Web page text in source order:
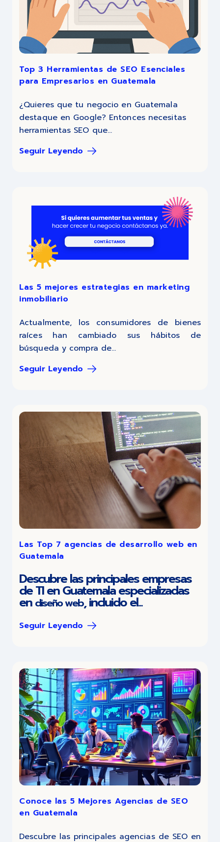
Top 3 Herramientas de SEO Esenciales
para Empresarios en Guatemala
¿Quieres que tu negocio en Guatemala
destaque en Google? Entonces necesitas
herramientas SEO que...
Seguir Leyendo
Las 5 mejores estrategias en marketing
inmobiliario
Actualmente, los consumidores de bienes
raíces han cambiado sus hábitos de
búsqueda y compra de...
Seguir Leyendo
Las Top 7 agencias de desarrollo web en
Guatemala
Descubre las principales empresas
de TI en Guatemala especializadas
en diseño web,incluido el...
Seguir Leyendo
Conoce las 5 Mejores Agencias de SEO
en Guatemala
Descubre las principales agencias de SEO en